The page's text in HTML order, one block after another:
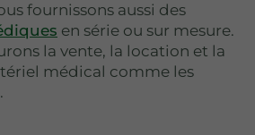
fournissons aussi des
en série ou sur mesure.
la vente, la location et la
médical comme les